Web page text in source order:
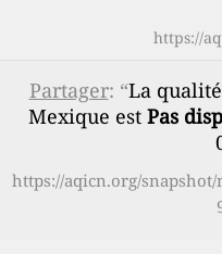
https://
Partager: “La
Mexique est Pas
https://aqicn.org/snapshot/